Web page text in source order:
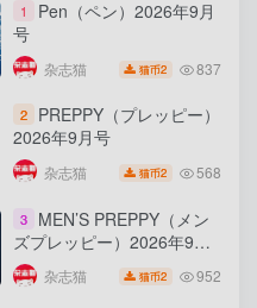
1
Pen（ペン）2026年9月
号
杂志猫 猫币2 837
2
PREPPY（プレッピー）
2026年9月号
杂志猫 猫币2 568
3
MEN’S PREPPY（メン
ズプレッピー）2026年9月
号
杂志猫 猫币2 952